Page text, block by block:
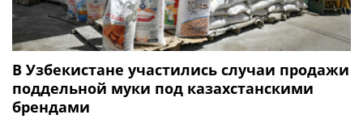
В Узбекистане участились случаи продажи
поддельной муки под казахстанскими
брендами